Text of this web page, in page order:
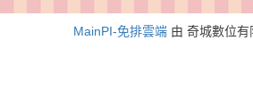
MainPI-免排雲端由 奇城數位有